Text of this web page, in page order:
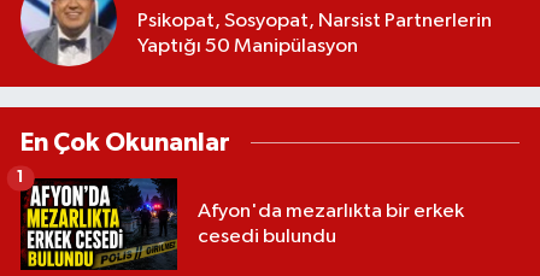
Psikopat, Sosyopat, Narsist Partnerlerin
Yaptığı 50 Manipülasyon
En Çok Okunanlar
Afyon'da mezarlıkta bir erkek
cesedi bulundu
1